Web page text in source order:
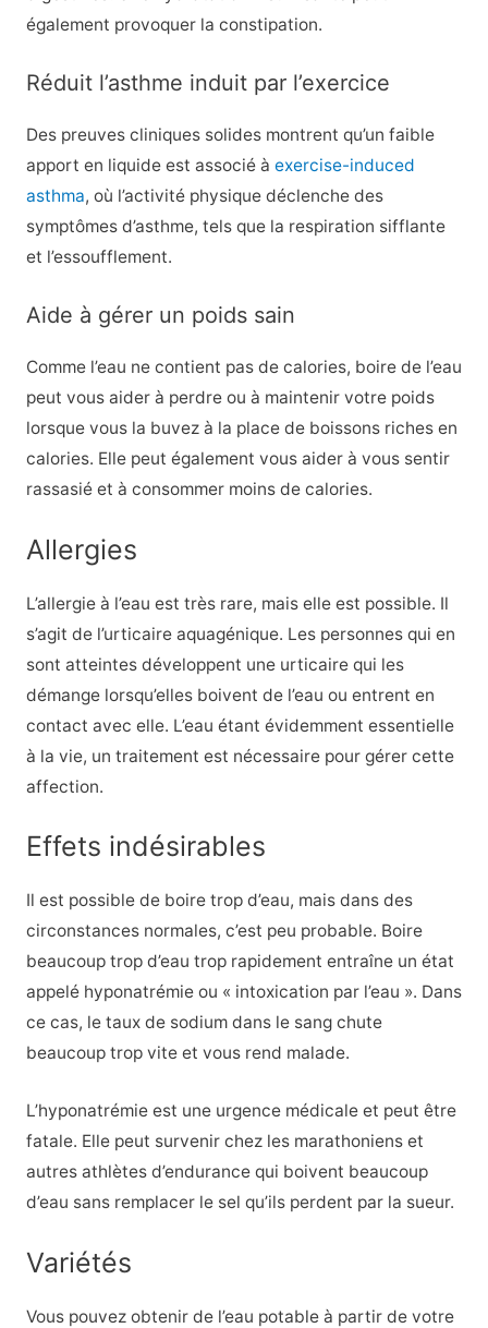
également provoquer la constipation.
Réduit l’asthme induit par l’exercice
Des preuves cliniques solides montrent qu’un faible
apport en liquide est associé à exercise-induced
asthma, où l’activité physique déclenche des
symptômes d’asthme, tels que la respiration sifflante
et l’essoufflement.
Aide à gérer un poids sain
Comme l’eau ne contient pas de calories, boire de l’eau
peut vous aider à perdre ou à maintenir votre poids
lorsque vous la buvez à la place de boissons riches en
calories. Elle peut également vous aider à vous sentir
rassasié et à consommer moins de calories.
Allergies
L’allergie à l’eau est très rare, mais elle est possible. Il
s’agit de l’urticaire aquagénique. Les personnes qui en
sont atteintes développent une urticaire qui les
démange lorsqu’elles boivent de l’eau ou entrent en
contact avec elle. L’eau étant évidemment essentielle
à la vie, un traitement est nécessaire pour gérer cette
affection.
Effets indésirables
Il est possible de boire trop d’eau, mais dans des
circonstances normales, c’est peu probable. Boire
beaucoup trop d’eau trop rapidement entraîne un état
appelé hyponatrémie ou « intoxication par l’eau ». Dans
ce cas, le taux de sodium dans le sang chute
beaucoup trop vite et vous rend malade.
L’hyponatrémie est une urgence médicale et peut être
fatale. Elle peut survenir chez les marathoniens et
autres athlètes d’endurance qui boivent beaucoup
d’eau sans remplacer le sel qu’ils perdent par la sueur.
Variétés
Vous pouvez obtenir de l’eau potable à partir de votre